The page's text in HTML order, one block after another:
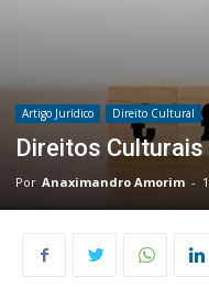
Artigo Jurídico Direito Cultural
Direitos
Por Anaximandro Amorim -